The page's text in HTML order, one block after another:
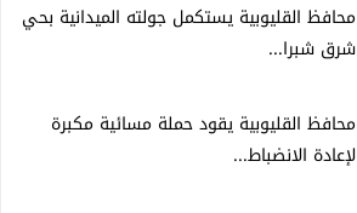
محافظ القليوبية يستكمل جولته الميدانية بحي
شرق شبرا...
محافظ القليوبية يقود حملة مسائية مكبرة
لإعادة الانضباط...